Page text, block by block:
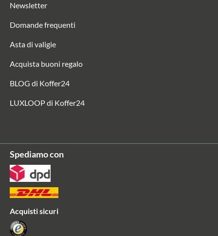
Newsletter
Domande frequenti
Asta di valigie
Acquista buoni regalo
BLOG di Koffer24
LUXLOOP di Koffer24
Spediamo con
Acquisti sicuri